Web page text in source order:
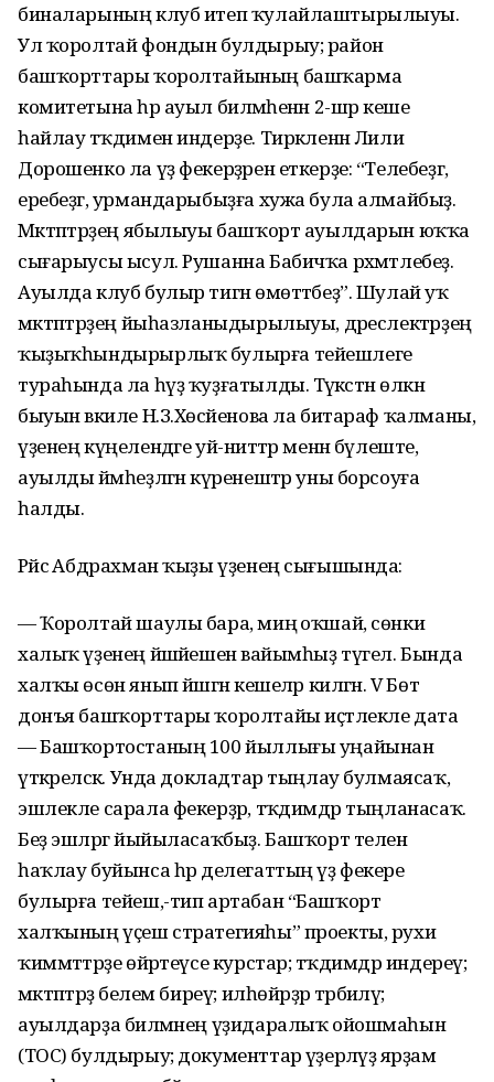
биналарының клуб итеп ҡулайлаштырылыуы.
Ул ҡоролтай фондын булдырыу; район
башҡорттары ҡоролтайының башҡарма
комитетына һәр ауыл биләмәһенән 2-шәр кеше
һайлау тәҡдимен индерҙе. Тирәкленән Лилиә
Дорошенко ла үҙ фекерҙәрен еткерҙе: “Телебеҙгә,
еребеҙгә, урмандарыбыҙға хужа була алмайбыҙ.
Мәктәптәрҙең ябылыуы башҡорт ауылдарын юҡҡа
сығарыусы ысул. Рушанна Бабичҡа рәхмәтлебеҙ.
Ауылда клуб булыр тигән өмөттәбеҙ”. Шулай уҡ
мәктәптәрҙең йыһазланыдырылыуы, дәреслектәрҙең
ҡыҙыҡһындырырлыҡ булырға тейешлеге
тураһында ла һүҙ ҡуҙғатылды. Тәүәкәстән өлкән
быуын вәкиле Н.З.Хөсәйенова ла битараф ҡалманы,
үҙенең күңелендәге уй-ниәттәр менән бүлеште,
ауылды йәмһеҙләгән күренештәр уны борсоуға
һалды.
Рәйсә Абдрахман ҡыҙы үҙенең сығышында:
— Ҡоролтай шаулы бара, миңә оҡшай, сөнки
халыҡ үҙенең йәшәйешенә вайымһыҙ түгел. Бында
халҡы өсөн янып йәшәгән кешеләр килгән. V Бөтә
донъя башҡорттары ҡоролтайы иҫтәлекле дата
— Башҡортостаның 100 йыллығы уңайынан
үткәреләсәк. Унда докладтар тыңлау булмаясаҡ, ә
эшлекле сарала фекерҙәр, тәҡдимдәр тыңланасаҡ.
Беҙ эшләргә йыйыласаҡбыҙ. Башҡорт телен
һаҡлау буйынса һәр делегаттың үҙ фекере
булырға тейеш,-тип артабан “Башҡорт
халҡының үҫеш стратегияһы” проекты, рухи
ҡиммәттәрҙе өйрәтеүсе курстар; тәҡдимдәр индереү;
мәктәптәрҙә белем биреү; илһөйәрҙәр тәрбиәләү;
ауылдарҙа биләмәнең үҙидаралыҡ ойошмаһын
(ТОС) булдырыу; документтар әүҙерләүҙә ярҙам